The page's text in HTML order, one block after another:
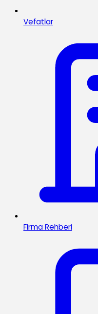
Vefatlar
Firma Rehberi